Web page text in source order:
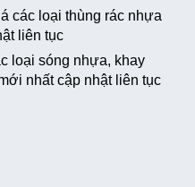
các loại thùng rác nhựa
liên tục
loại sóng nhựa, khay
nhất cập nhật liên tục